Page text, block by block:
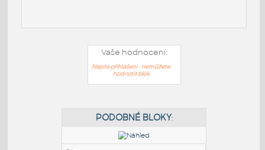
Vaše hodnocení:
Nejste přihlášeni - nemůžete
hodnotit blok